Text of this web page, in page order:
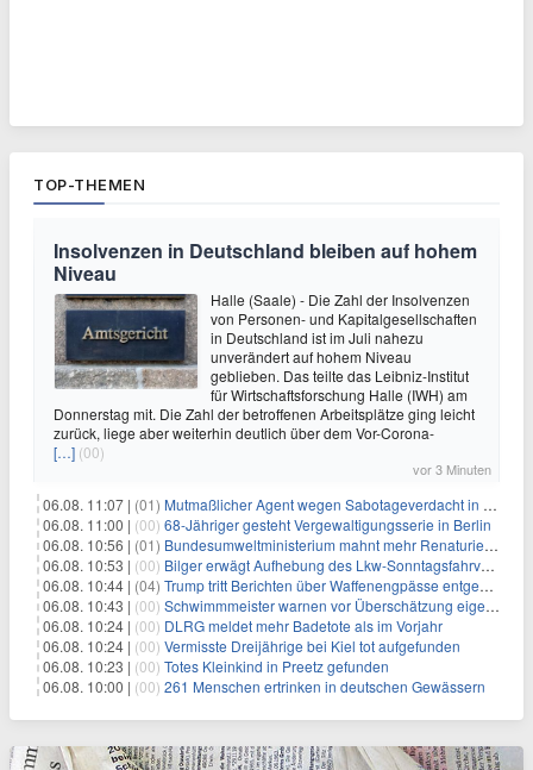
TOP-THEMEN
Insolvenzen in Deutschland bleiben auf hohem
Niveau
Halle (Saale) - Die Zahl der Insolvenzen
von Personen- und Kapitalgesellschaften
in Deutschland ist im Juli nahezu
unverändert auf hohem Niveau
geblieben. Das teilte das Leibniz-Institut
für Wirtschaftsforschung Halle (IWH) am
Donnerstag mit. Die Zahl der betroffenen Arbeitsplätze ging leicht
zurück, liege aber weiterhin deutlich über dem Vor-Corona-
[…] (00)
vor 3 Minuten
06.08. 11:07 | (01) Mutmaßlicher Agent wegen Sabotageverdacht in Thüringen festgenommen
06.08. 11:00 | (00) 68-Jähriger gesteht Vergewaltigungsserie in Berlin
06.08. 10:56 | (01) Bundesumweltministerium mahnt mehr Renaturierung an
06.08. 10:53 | (00) Bilger erwägt Aufhebung des Lkw-Sonntagsfahrverbots
06.08. 10:44 | (04) Trump tritt Berichten über Waffenengpässe entgegen und droht
06.08. 10:43 | (00) Schwimmmeister warnen vor Überschätzung eigener Fähigkeiten
06.08. 10:24 | (00) DLRG meldet mehr Badetote als im Vorjahr
06.08. 10:24 | (00) Vermisste Dreijährige bei Kiel tot aufgefunden
06.08. 10:23 | (00) Totes Kleinkind in Preetz gefunden
06.08. 10:00 | (00) 261 Menschen ertrinken in deutschen Gewässern